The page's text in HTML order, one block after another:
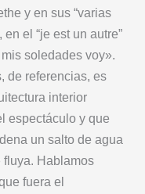
y en sus “varias
el “je est un autre”
soledades voy».
de referencias, es
interior
espectáculo y que
un salto de agua
Hablamos
fuera el